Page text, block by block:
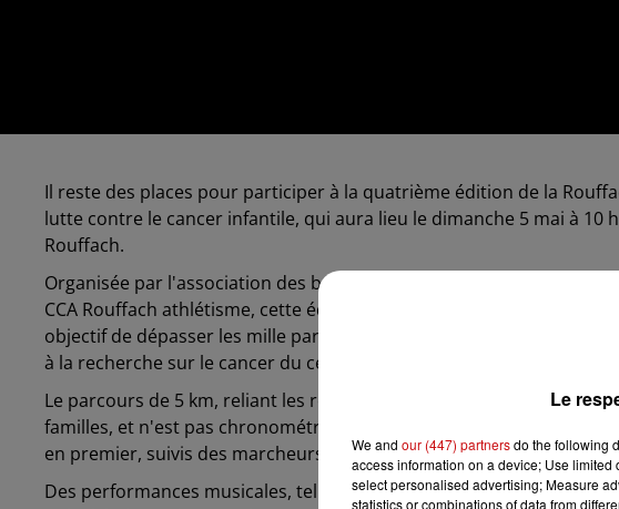
Il reste des places pour participer à la quatrième édition de la
lutte contre le cancer infantile, qui aura lieu le dimanche 5 mai à 10
Rouffach.
Organisée par l'association des bénévoles de la lutte contre le
CCA Rouffach athlétisme, cette édition vise à dépasser le nombre
objectif de dépasser les mille participants. L'événement a permis de
à la recherche sur le cancer du cerveau et à l'association Arame, qui
Le parcours de 5 km, reliant les remparts de Rouffach au château
familles, et n'est pas chronométré, permettant à chacun de
en premier, suivis des marcheurs à partir de 10 h 35.
Des performances musicales, telles que celles du Be Scott
Le
We and our (447) partnersdo the following
access information on a device; Use
select personalised advertising; Measure
statistics or combinations of data from